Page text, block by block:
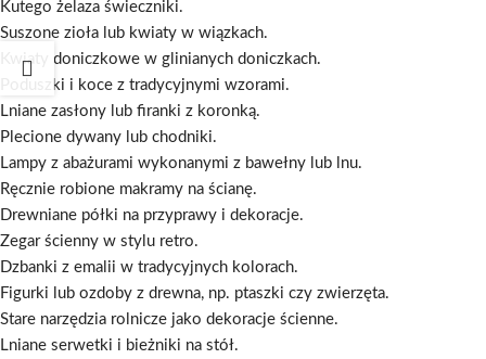
Kutego żelaza świeczniki.
Suszone zioła lub kwiaty w wiązkach.
Kwiaty doniczkowe w glinianych doniczkach.
Poduszki i koce z tradycyjnymi wzorami.
Lniane zasłony lub firanki z koronką.
Plecione dywany lub chodniki.
Lampy z abażurami wykonanymi z bawełny lub lnu.
Ręcznie robione makramy na ścianę.
Drewniane półki na przyprawy i dekoracje.
Zegar ścienny w stylu retro.
Dzbanki z emalii w tradycyjnych kolorach.
Figurki lub ozdoby z drewna, np. ptaszki czy zwierzęta.
Stare narzędzia rolnicze jako dekoracje ścienne.
Lniane serwetki i bieżniki na stół.